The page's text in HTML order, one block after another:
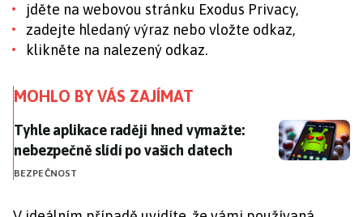
jděte na webovou stránku Exodus Privacy,
zadejte hledaný výraz nebo vložte odkaz,
klikněte na nalezený odkaz.
MOHLO BY VÁS ZAJÍMAT
Tyhle aplikace raději hned vymažte: nebezpečně
Tyhle aplikace raději hned vymažte:
nebezpečně slídí po vašich datech
BEZPEČNOST